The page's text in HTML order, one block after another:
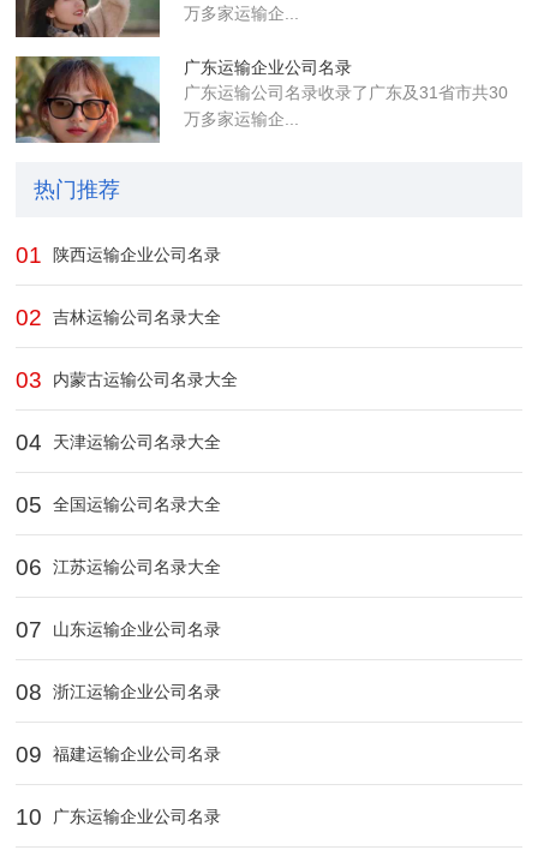
万多家运输企...
广东运输企业公司名录
广东运输公司名录收录了广东及31省市共30
万多家运输企...
热门推荐
01 陕西运输企业公司名录
02 吉林运输公司名录大全
03 内蒙古运输公司名录大全
04 天津运输公司名录大全
05 全国运输公司名录大全
06 江苏运输公司名录大全
07 山东运输企业公司名录
08 浙江运输企业公司名录
09 福建运输企业公司名录
10 广东运输企业公司名录